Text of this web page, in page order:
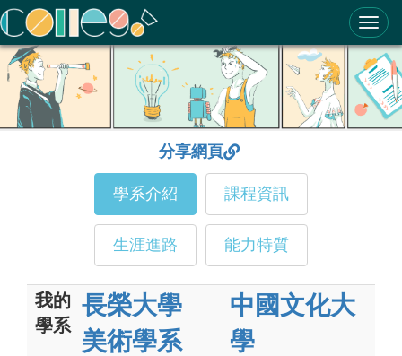
ColleGo! 大學選才與高中育才輔助系統
分享網頁
學系介紹 課程資訊
生涯進路 能力特質
我的
學系
長榮大學
美術學系
中國文化大
學